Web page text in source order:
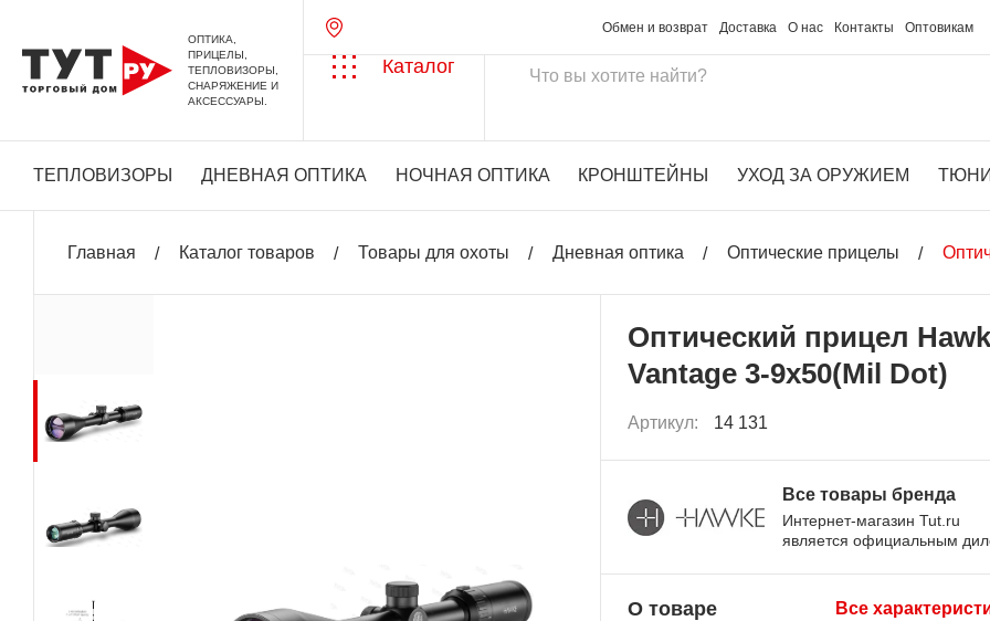
ОПТИКА,
ПРИЦЕЛЫ,
ТЕПЛОВИЗОРЫ,
СНАРЯЖЕНИЕ И
АКСЕССУАРЫ.
Обмен и возврат Доставка О нас Контакты Оптовикам
Каталог
ТЕПЛОВИЗОРЫ ДНЕВНАЯ ОПТИКА НОЧНАЯ ОПТИКА КРОНШТЕЙНЫ УХОД ЗА ОРУЖИЕМ
Главная Каталог товаров Товары для охоты Дневная оптика Оптические прицелы
Оптический прицел
Vantage 3-9x50(Mil Dot)
Артикул: 14 131
Все товары бренда
Интернет-магазин Tut.ru
является официальным
О товаре Все